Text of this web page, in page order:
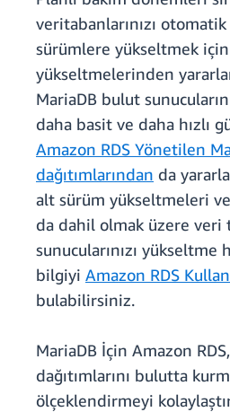
veritabanlarınızı
sürümlere yükseltmek
yükseltmelerinden
MariaDB bulut
daha basit ve daha hızlı
Amazon RDS Yönetilen
dağıtımlarından da
alt sürüm yükseltmeleri
da dahil olmak üzere veri
sunucularınızı yükseltme
bilgiyi Amazon RDS
bulabilirsiniz.
MariaDB İçin Amazon
dağıtımlarını bulutta
ölçeklendirmeyi